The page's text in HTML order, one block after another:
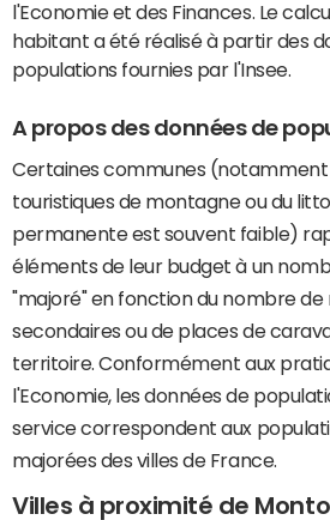
l'Economie et des Finances. Le
habitant a été réalisé à partir des
populations fournies par l'Insee.
A propos des données de
Certaines communes (notamment
touristiques de montagne ou du
permanente est souvent faible)
éléments de leur budget à un
"majoré" en fonction du nombre de
secondaires ou de places de
territoire. Conformément aux
l'Economie, les données de
service correspondent aux
majorées des villes de France.
Villes à proximité de